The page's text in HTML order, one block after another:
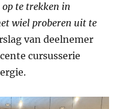
op te trekken in
wiel proberen uit te
van deelnemer
cursusserie